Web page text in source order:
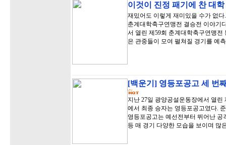
이것이 진정 패기에 찬 대
재밌어도 이렇게 재미있을 수가 없
춘계대학축구연맹전 결승전 이야기
서 열린 제59회 춘계대학축구연맹
은 관중들이 모여 펼쳐질 경기를 예
[백운기] 영등포공고 세 번
지난 27일 광양공설운동장에서 열
에서 최종 승자는 영등포공고였다.
영등포공고는 예선전부터 뛰어난
등 매 경기 다양한 모습을 보이며 많